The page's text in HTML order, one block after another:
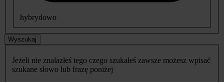
hybrydowo
Wyszukaj
Jeżeli nie znalazłeś tego czego szukałeś zawsze możesz wpisać
szukane słowo lub frazę poniżej